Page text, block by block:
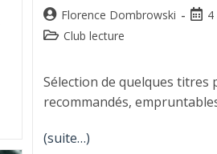
Florence Dombrowski
4
Club lecture
Sélection de quelques titres
recommandés,
(suite…)